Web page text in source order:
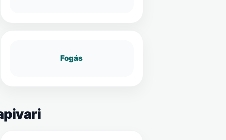
Fogás